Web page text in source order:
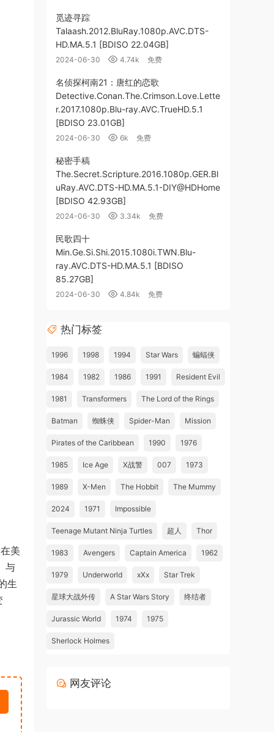
美
与
生
觅迹寻踪
Talaash.2012.BluRay.1080p.AVC.DTS-
HD.MA.5.1 [BDISO 22.04GB]
2024-06-30 4.74k 免费
名侦探柯南21：唐红的恋歌
Detective.Conan.The.Crimson.Love.Lette
r.2017.1080p.Blu-ray.AVC.TrueHD.5.1
[BDISO 23.01GB]
2024-06-30 6k 免费
秘密手稿
The.Secret.Scripture.2016.1080p.GER.Bl
uRay.AVC.DTS-HD.MA.5.1-DIY@HDHome
[BDISO 42.93GB]
2024-06-30 3.34k 免费
民歌四十
Min.Ge.Si.Shi.2015.1080i.TWN.Blu-
ray.AVC.DTS-HD.MA.5.1 [BDISO
85.27GB]
2024-06-30 4.84k 免费
热门标签
1996 1998 1994 Star Wars 蝙蝠侠
1984 1982 1986 1991 Resident Evil
1981 Transformers The Lord of the Rings
Batman 蜘蛛侠 Spider-Man Mission
Pirates of the Caribbean 1990 1976
1985 Ice Age X战警 007 1973
1989 X-Men The Hobbit The Mummy
2024 1971 Impossible
Teenage Mutant Ninja Turtles 超人 Thor
1983 Avengers Captain America 1962
1979 Underworld xXx Star Trek
星球大战外传 A Star Wars Story 终结者
Jurassic World 1974 1975
Sherlock Holmes
网友评论